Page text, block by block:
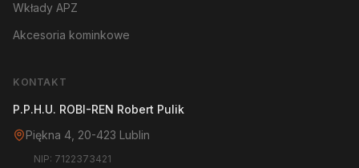
Wkłady APZ
Akcesoria kominkowe
KONTAKT
P.P.H.U. ROBI-REN Robert Pulik
Piękna 4, 20-423 Lublin
NIP: 7122373421